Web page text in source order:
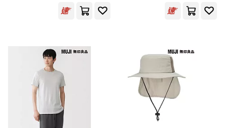
陳潔晧(1) 顧爺(1)
高廣靈(1)
黃啟江(1)
音樂之橋(1)
馬可孛羅(1)
魚籃文化有限公司(1)